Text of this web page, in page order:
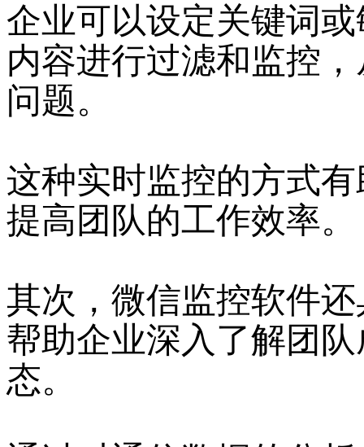
企业可以设定关键词
内容进行过滤和监控
问题。
这种实时监控的方式
提高团队的工作效率。
其次，微信监控软件
帮助企业深入了解团
态。